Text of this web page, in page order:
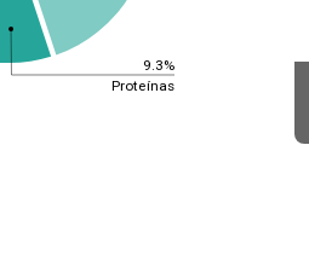
9.3%
Proteínas